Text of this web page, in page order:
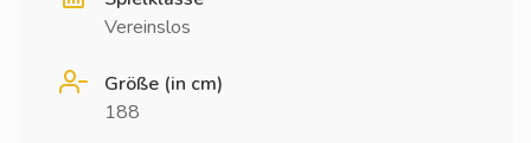
Vereinslos
Größe (in cm)
188